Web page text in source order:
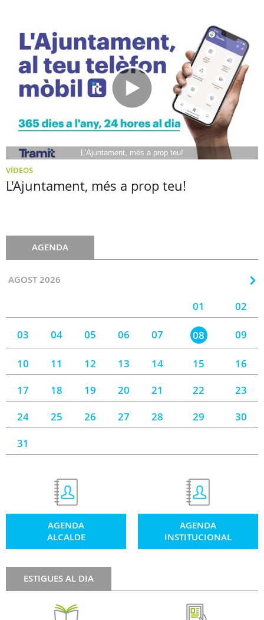
L'Ajuntament, més a prop teu!
VÍDEOS
L'Ajuntament, més a prop teu!
AGENDA
AGOST 2026
01 02
03 04 05 06 07 08 09
10 11 12 13 14 15
16
17
18 19 20 21 22
23
24
25 26 27 28 29
30
31
AGENDA
ALCALDE
AGENDA
INSTITUCIONAL
ESTIGUES AL DIA